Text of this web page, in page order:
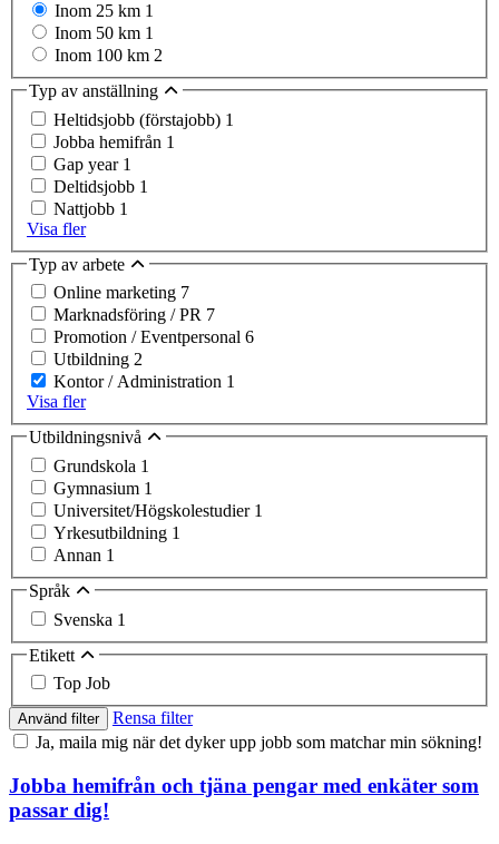
Inom 25 km 1
Inom 50 km 1
Inom 100 km 2
Typ av anställning
Heltidsjobb (förstajobb) 1
Jobba hemifrån 1
Gap year 1
Deltidsjobb 1
Nattjobb 1
Visa fler
Typ av arbete
Online marketing 7
Marknadsföring / PR 7
Promotion / Eventpersonal 6
Utbildning 2
Kontor / Administration 1
Visa fler
Utbildningsnivå
Grundskola 1
Gymnasium 1
Universitet/Högskolestudier 1
Yrkesutbildning 1
Annan 1
Språk
Svenska 1
Etikett
Top Job
Använd filter
Rensa filter
Ja, maila mig när det dyker upp jobb som matchar min sökning!
Jobba hemifrån och tjäna pengar med enkäter som
passar dig!